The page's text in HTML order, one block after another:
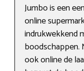
Jumbo is een
online
indrukwekkend
boodschappen.
ook online de